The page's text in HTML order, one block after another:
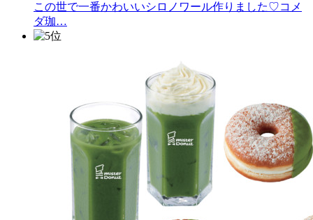
この世で一番かわいいシロノワール作りました♡コメ
ダ珈…